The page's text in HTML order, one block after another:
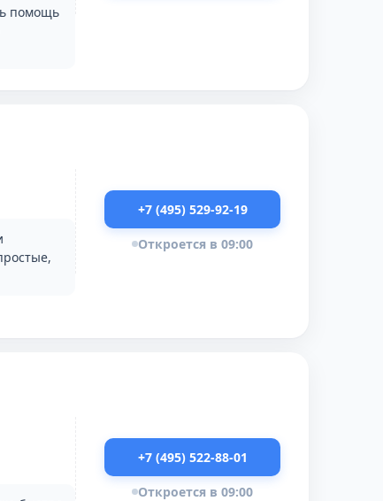
помощь
+7 (495) 529-92-19
Откроется в 09:00
+7 (495) 522-88-01
Откроется в 09:00